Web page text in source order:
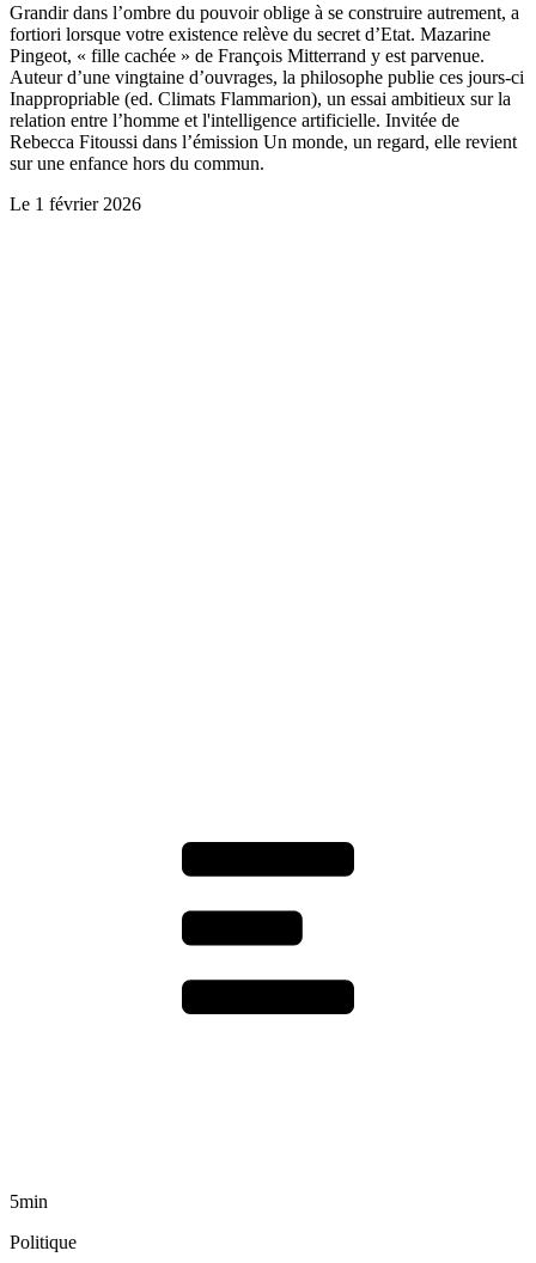
Grandir dans l’ombre du pouvoir oblige à se construire autrement, a
fortiori lorsque votre existence relève du secret d’Etat. Mazarine
Pingeot, « fille cachée » de François Mitterrand y est parvenue.
Auteur d’une vingtaine d’ouvrages, la philosophe publie ces jours-ci
Inappropriable (ed. Climats Flammarion), un essai ambitieux sur la
relation entre l’homme et l'intelligence artificielle. Invitée de
Rebecca Fitoussi dans l’émission Un monde, un regard, elle revient
sur une enfance hors du commun.
Le 1 février 2026
5min
Politique